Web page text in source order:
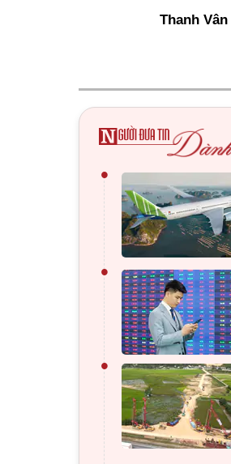
Thanh Vân
•
•
•